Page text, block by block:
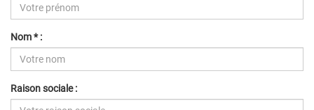
Nom * :
Raison sociale :